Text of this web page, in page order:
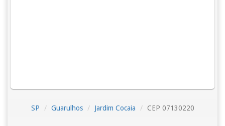
SP Guarulhos Jardim Cocaia CEP 07130220